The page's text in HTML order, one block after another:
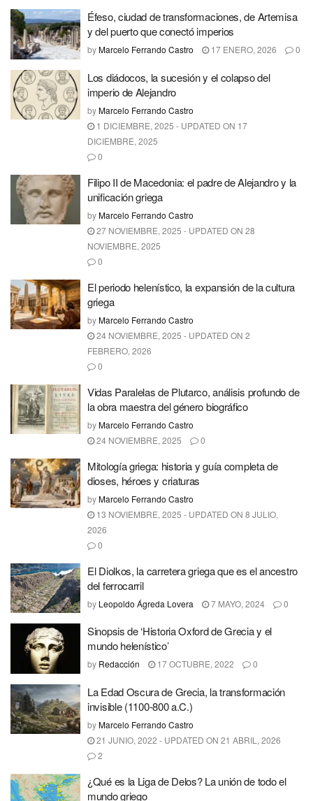
Éfeso, ciudad de transformaciones, de Artemisa
y del puerto que conectó imperios
byMarcelo Ferrando Castro 17 ENERO, 2026 0
Los diádocos, la sucesión y el colapso del
imperio de Alejandro
byMarcelo Ferrando Castro
1 DICIEMBRE, 2025 - UPDATED ON 17
DICIEMBRE, 2025
0
Filipo II de Macedonia: el padre de Alejandro y la
unificación griega
byMarcelo Ferrando Castro
27 NOVIEMBRE, 2025 - UPDATED ON 28
NOVIEMBRE, 2025
0
El periodo helenístico, la expansión de la cultura
griega
byMarcelo Ferrando Castro
24 NOVIEMBRE, 2025 - UPDATED ON 2
FEBRERO, 2026
0
Vidas Paralelas de Plutarco, análisis profundo de
la obra maestra del género biográfico
byMarcelo Ferrando Castro
24 NOVIEMBRE, 2025
0
Mitología griega: historia y guía completa de
dioses, héroes y criaturas
byMarcelo Ferrando Castro
13 NOVIEMBRE, 2025 - UPDATED ON 8 JULIO,
2026
0
El Diolkos, la carretera griega que es el ancestro
del ferrocarril
by Leopoldo Ágreda Lovera 7 MAYO, 2024 0
Sinopsis de ‘Historia Oxford de Grecia y el
mundo helenístico’
by Redacción 17 OCTUBRE, 2022 0
La Edad Oscura de Grecia, la transformación
invisible (1100-800 a.C.)
byMarcelo Ferrando Castro
21 JUNIO, 2022 - UPDATED ON 21 ABRIL, 2026
2
¿Qué es la Liga de Delos? La unión de todo el
mundo griego